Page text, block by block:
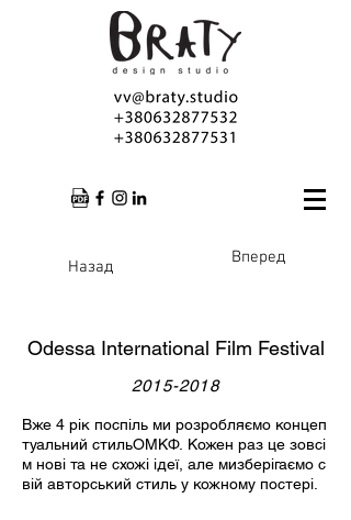
Назад Вперед
Odessa International Film Festival
2015-2018
Вже 4 рік поспіль ми розробляємо концеп
туальний стильОМКФ. Кожен раз це зовсі
м нові та не схожі ідеї, але мизберігаємо с
вій авторський стиль у кожному постері.